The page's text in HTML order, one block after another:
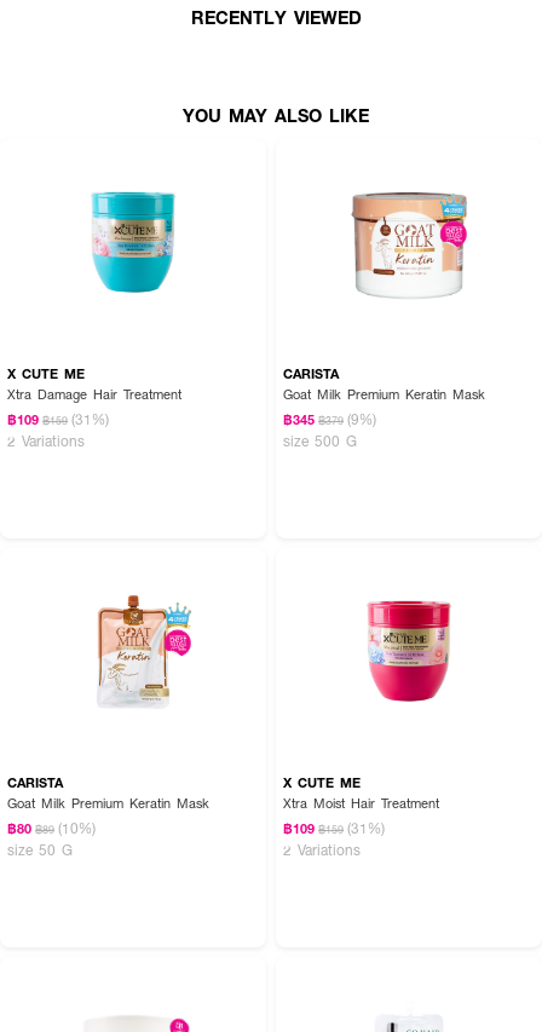
เทเนื้อผลิตภัณฑ์ในปริมาณที่พอเหมาะ ลูบไล้ให้ทั่วทั้งเส้นผม โดยเน้นที่ปลายผม
RECENTLY VIEWED
YOU MAY ALSO LIKE
X CUTE ME
Xtra Damage Hair Treatment
฿109 ฿159 (31%)
2 Variations
CARISTA
Goat Milk Premium Keratin Mask
฿345 ฿379 (9%)
size 500 G
CARISTA
Goat Milk Premium Keratin Mask
฿80 ฿89 (10%)
size 50 G
X CUTE ME
Xtra Moist Hair Treatment
฿109 ฿159 (31%)
2 Variations